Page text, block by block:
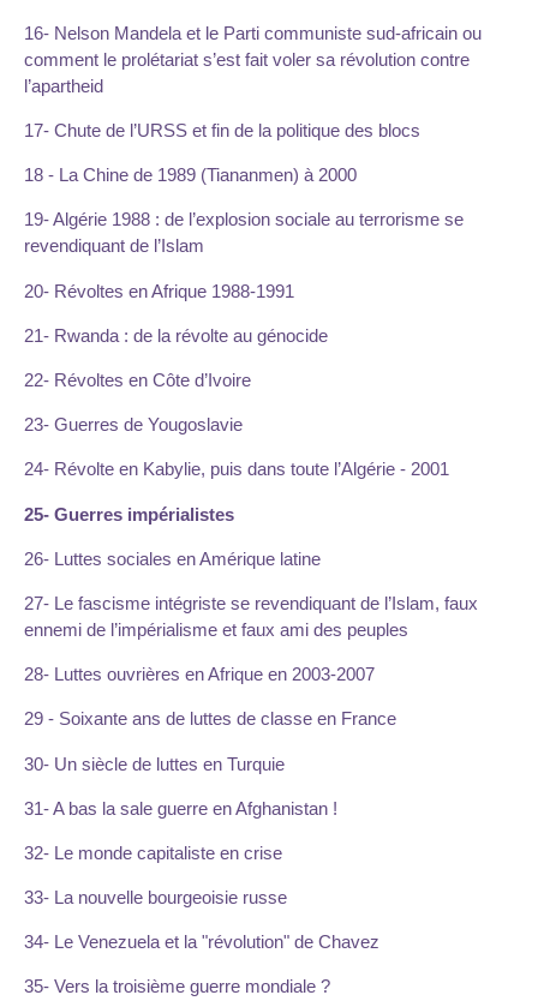
16- Nelson Mandela et le Parti communiste sud-africain ou
comment le prolétariat s’est fait voler sa révolution contre
l’apartheid
17- Chute de l’URSS et fin de la politique des blocs
18 - La Chine de 1989 (Tiananmen) à 2000
19- Algérie 1988 : de l’explosion sociale au terrorisme se
revendiquant de l’Islam
20- Révoltes en Afrique 1988-1991
21- Rwanda : de la révolte au génocide
22- Révoltes en Côte d’Ivoire
23- Guerres de Yougoslavie
24- Révolte en Kabylie, puis dans toute l’Algérie - 2001
25- Guerres impérialistes
26- Luttes sociales en Amérique latine
27- Le fascisme intégriste se revendiquant de l’Islam, faux
ennemi de l’impérialisme et faux ami des peuples
28- Luttes ouvrières en Afrique en 2003-2007
29 - Soixante ans de luttes de classe en France
30- Un siècle de luttes en Turquie
31- A bas la sale guerre en Afghanistan !
32- Le monde capitaliste en crise
33- La nouvelle bourgeoisie russe
34- Le Venezuela et la "révolution" de Chavez
35- Vers la troisième guerre mondiale ?